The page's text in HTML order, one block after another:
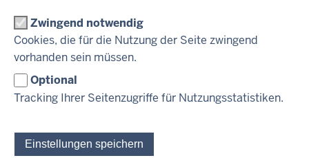
Zwingend notwendig
Cookies, die für die Nutzung der Seite zwingend
vorhanden sein müssen.
Optional
Tracking Ihrer Seitenzugriffe für Nutzungsstatistiken.
Einstellungen speichern
VERWEISE
ZUM THEMA